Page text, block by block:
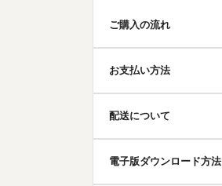
ご購入の流れ
お支払い方法
配送について
電子版ダウンロード方法